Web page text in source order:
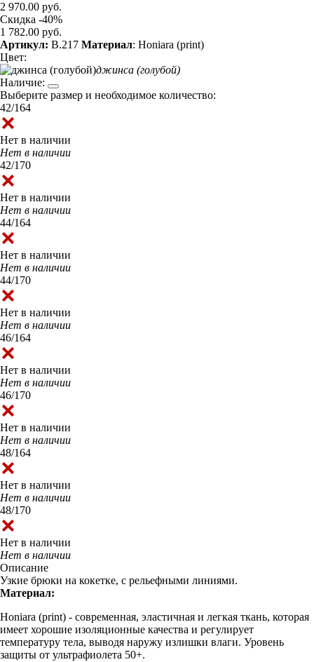
2 970.00 руб.
Скидка -40%
1 782.00 руб.
Артикул: B.217 Материал: Honiara (print)
Цвет:
джинса (голубой)
Наличие:
Выберите размер и необходимое количество:
42/164
Нет в наличии
Нет в наличии
42/170
Нет в наличии
Нет в наличии
44/164
Нет в наличии
Нет в наличии
44/170
Нет в наличии
Нет в наличии
46/164
Нет в наличии
Нет в наличии
46/170
Нет в наличии
Нет в наличии
48/164
Нет в наличии
Нет в наличии
48/170
Нет в наличии
Нет в наличии
Описание
Узкие брюки на кокетке, с рельефными линиями.
Материал:
Honiara (print) - современная, эластичная и легкая ткань, которая
имеет хорошие изоляционные качества и регулирует
температуру тела, выводя наружу излишки влаги. Уровень
защиты от ультрафиолета 50+.